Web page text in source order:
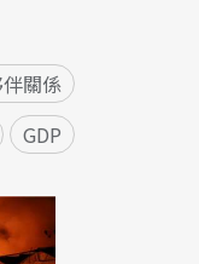
關係
GDP